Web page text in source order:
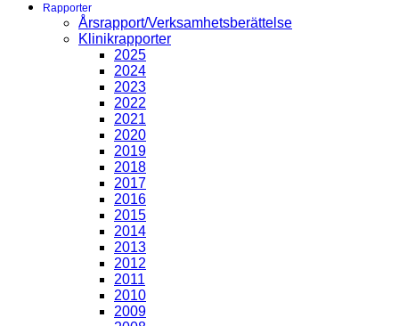
Rapporter
Årsrapport/Verksamhetsberättelse
Klinikrapporter
2025
2024
2023
2022
2021
2020
2019
2018
2017
2016
2015
2014
2013
2012
2011
2010
2009